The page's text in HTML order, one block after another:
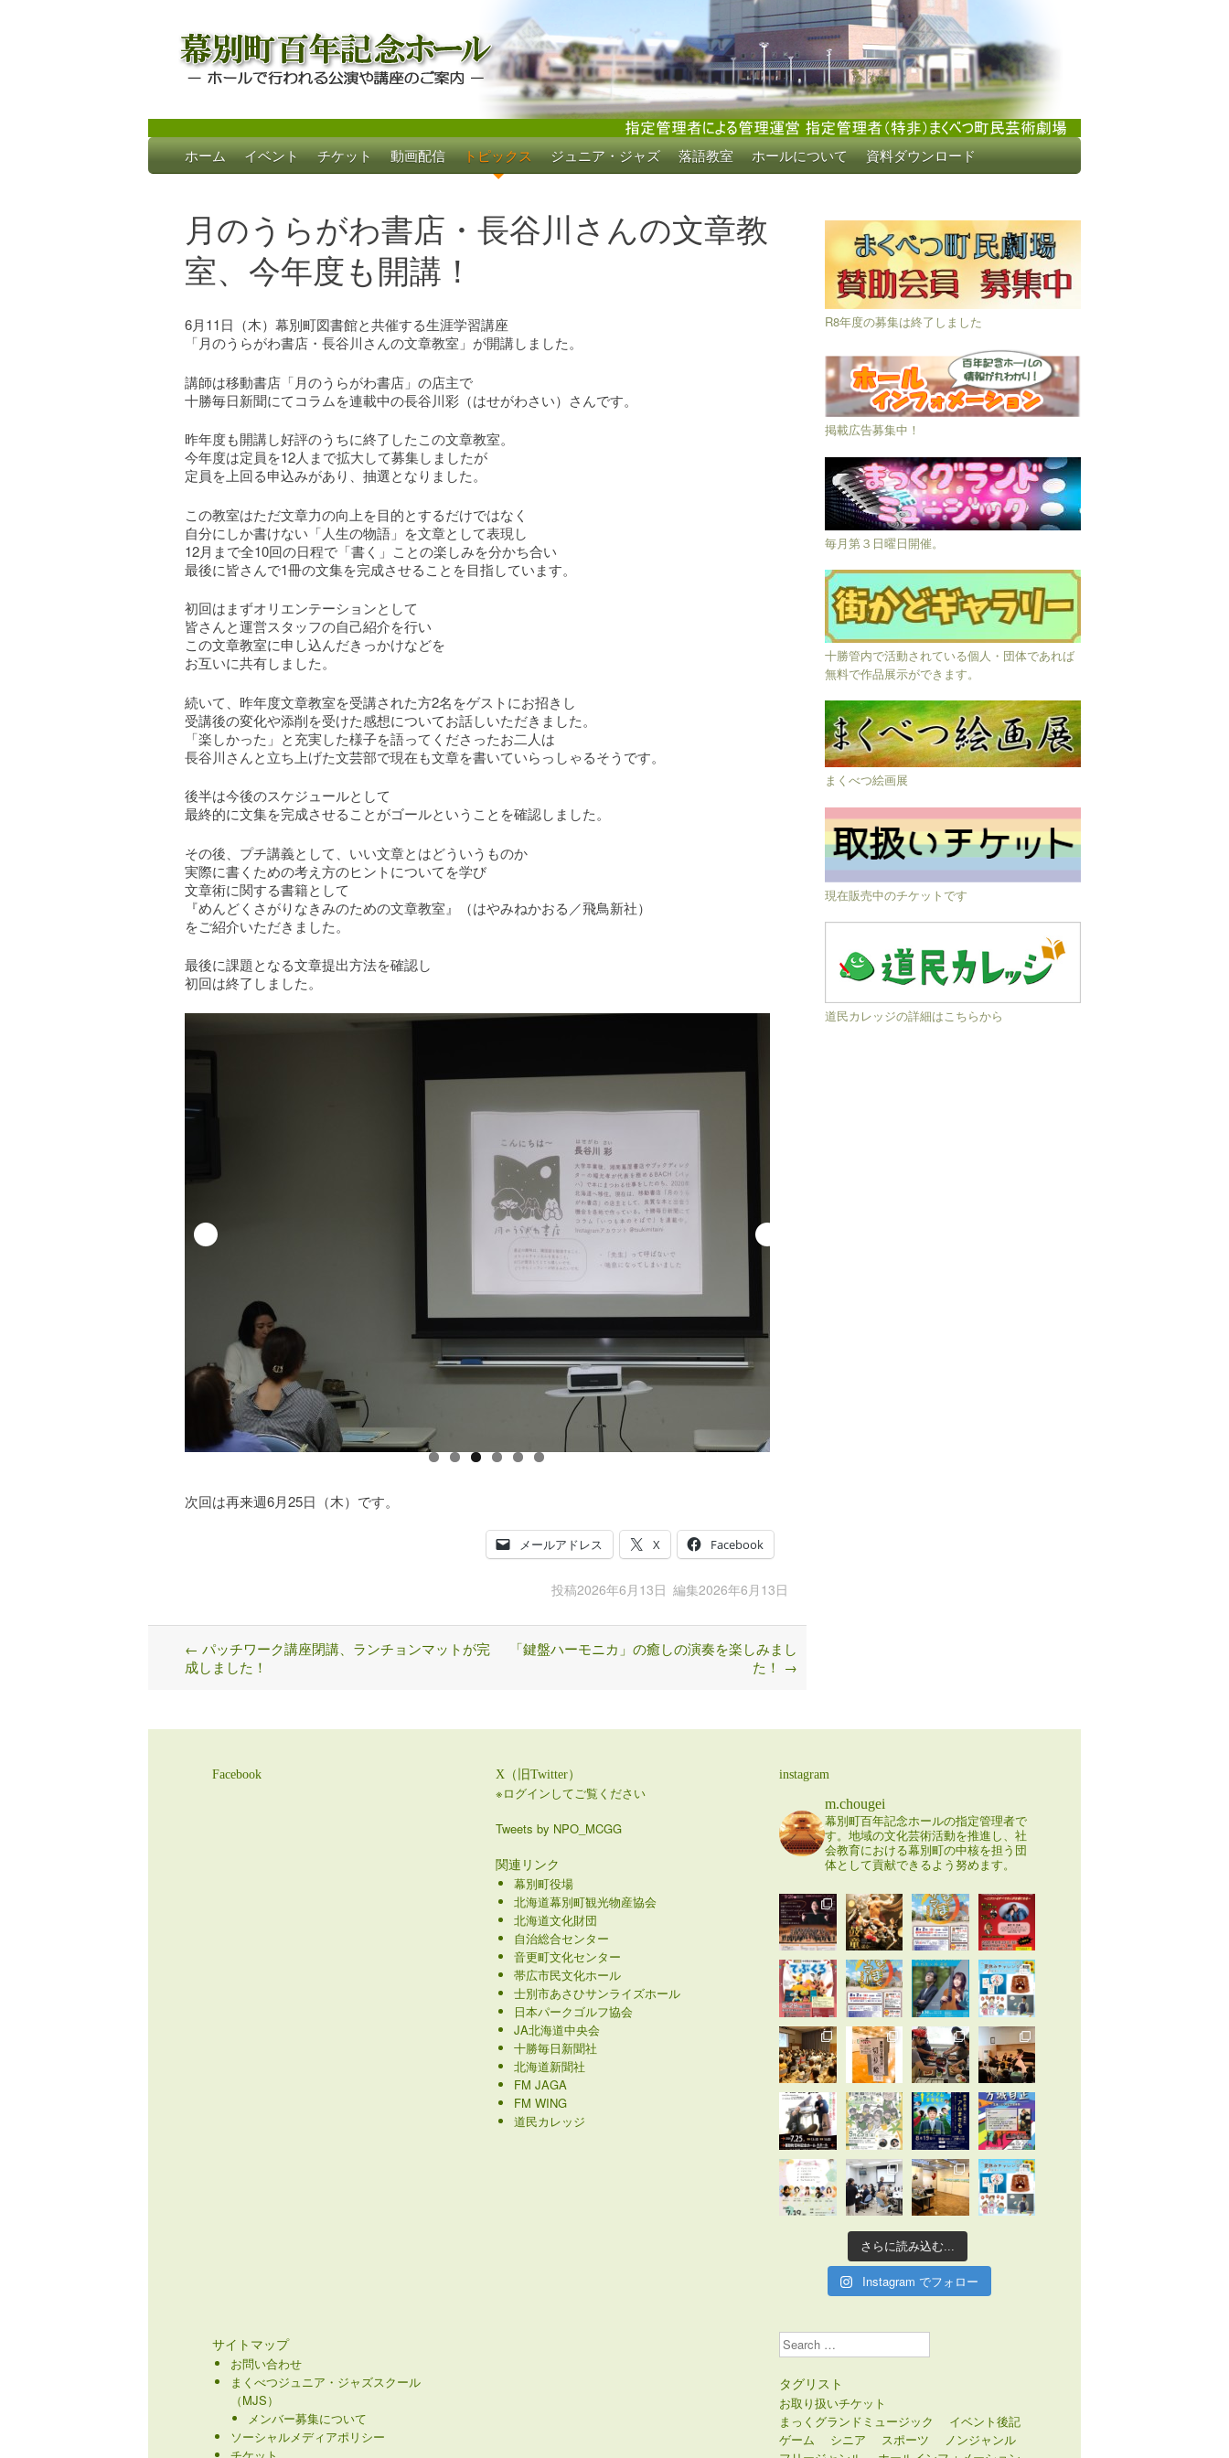
幕別町百年記念ホール
ホールで行われる公演や講座のご案内
Skip
to
ホーム イベント チケット 動画配信 トピックス ジュニア・ジャズ 落語教室 ホールについて 資料ダウンロード
月のうらがわ書店・長谷川さんの文章教
室、今年度も開講！
6月11日（木）幕別町図書館と共催する生涯学習講座
「月のうらがわ書店・長谷川さんの文章教室」が開講しました。
講師は移動書店「月のうらがわ書店」の店主で
十勝毎日新聞にてコラムを連載中の長谷川彩（はせがわさい）さんです。
昨年度も開講し好評のうちに終了したこの文章教室。
今年度は定員を12人まで拡大して募集しましたが
定員を上回る申込みがあり、抽選となりました。
この教室はただ文章力の向上を目的とするだけではなく
自分にしか書けない「人生の物語」を文章として表現し
12月まで全10回の日程で「書く」ことの楽しみを分かち合い
最後に皆さんで1冊の文集を完成させることを目指しています。
初回はまずオリエンテーションとして
皆さんと運営スタッフの自己紹介を行い
この文章教室に申し込んだきっかけなどを
お互いに共有しました。
続いて、昨年度文章教室を受講された方2名をゲストにお招きし
受講後の変化や添削を受けた感想についてお話しいただきました。
「楽しかった」と充実した様子を語ってくださったお二人は
長谷川さんと立ち上げた文芸部で現在も文章を書いていらっしゃるそうです。
後半は今後のスケジュールとして
最終的に文集を完成させることがゴールということを確認しました。
その後、プチ講義として、いい文章とはどういうものか
実際に書くための考え方のヒントについてを学び
文章術に関する書籍として
『めんどくさがりなきみのための文章教室』（はやみねかおる／飛鳥新社）
をご紹介いただきました。
最後に課題となる文章提出方法を確認し
初回は終了しました。
次回は再来週6月25日（木）です。
メールアドレス X Facebook
投稿2026年6月13日 編集2026年6月13日
Post
navigation
← パッチワーク講座閉講、ランチョンマットが完
成しました！
「鍵盤ハーモニカ」の癒しの演奏を楽しみまし
た！ →
R8年度の募集は終了しました
掲載広告募集中！
毎月第３日曜日開催。
十勝管内で活動されている個人・団体であれば
無料で作品展示ができます。
まくべつ絵画展
現在販売中のチケットです
道民カレッジの詳細はこちらから
Facebook
サイトマップ
お問い合わせ
まくべつジュニア・ジャズスクール
（MJS）
メンバー募集について
ソーシャルメディアポリシー
X（旧Twitter）
※ログインしてご覧ください
Tweets by NPO_MCGG
関連リンク
幕別町役場
北海道幕別町観光物産協会
北海道文化財団
自治総合センター
音更町文化センター
帯広市民文化ホール
士別市あさひサンライズホール
日本パークゴルフ協会
JA北海道中央会
十勝毎日新聞社
北海道新聞社
FM JAGA
FM WING
道民カレッジ
instagram
m.chougei
幕別町百年記念ホールの指定管理者で
す。地域の文化芸術活動を推進し、社
会教育における幕別町の中核を担う団
体として貢献できるよう努めます。
さらに読み込む...
Instagram でフォロー
Search
タグリスト
お取り扱いチケット
まっくグランドミュージック
イベント後記
ゲーム
シニア スポーツ
ノンジャンル